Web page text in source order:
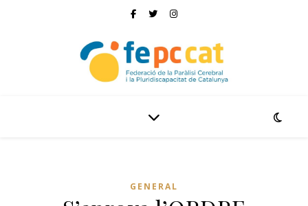
GENERAL